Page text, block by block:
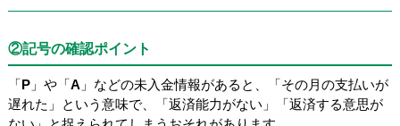
②記号の確認ポイント
「P」や「A 」などの未入金情報があると、「その月の支払いが
遅れた」という意味で、「返済能力がない」「返済する意思が